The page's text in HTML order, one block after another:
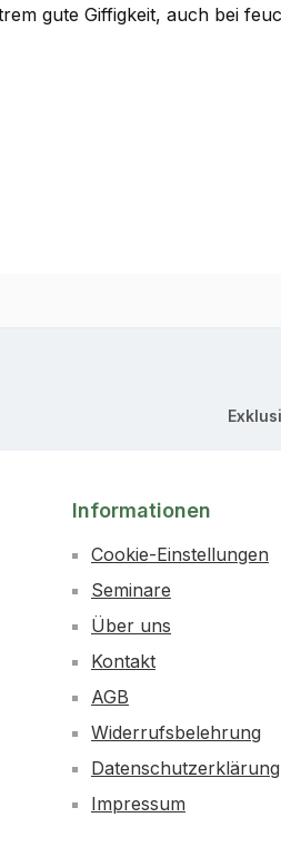
gute Giffigkeit, auch bei
Informationen
Cookie-Einstellungen
Seminare
Über uns
Kontakt
AGB
Widerrufsbelehrung
Datenschutzerklärung
Impressum